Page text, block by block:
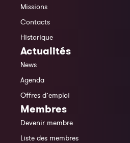
Missions
Contacts
Historique
Actualités
News
Agenda
Offres d’emploi
Membres
Devenir membre
Liste des membres